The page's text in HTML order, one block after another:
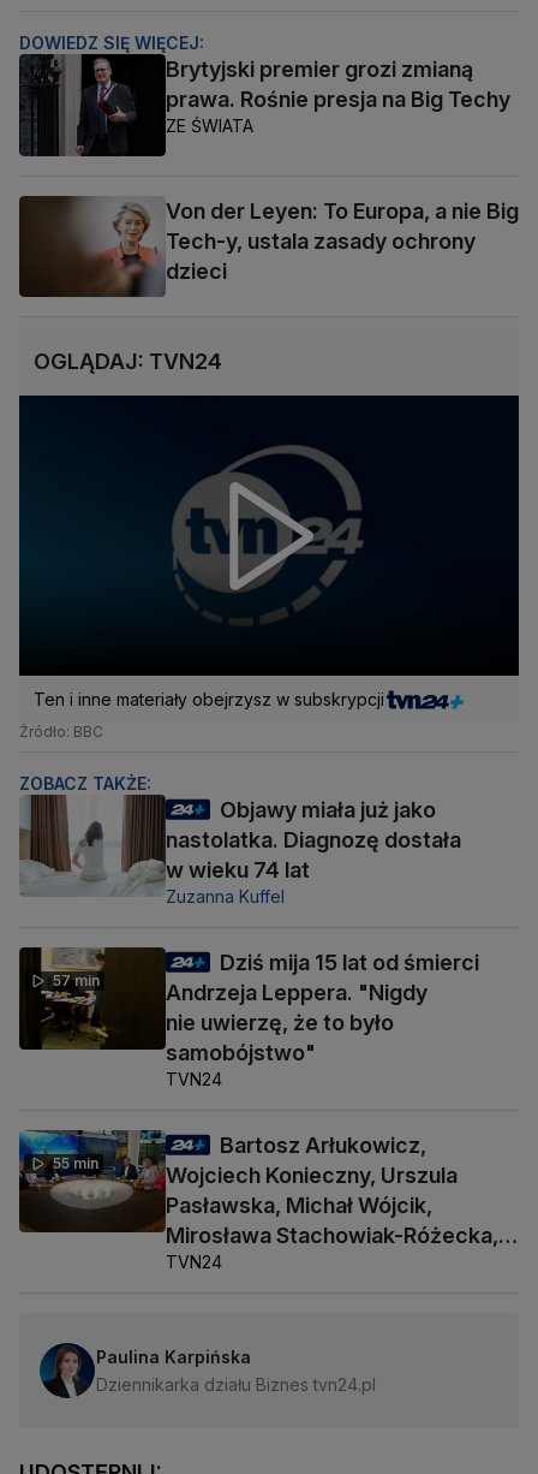
DOWIEDZ SIĘ WIĘCEJ:
Brytyjski premier grozi zmianą
prawa. Rośnie presja na Big Techy
ZE ŚWIATA
Von der Leyen: To Europa, a nie Big
Tech-y, ustala zasady ochrony
dzieci
OGLĄDAJ: TVN24
Ten i inne materiały obejrzysz w subskrypcji
Źródło: BBC
ZOBACZ TAKŻE:
Objawy miała już jako
nastolatka. Diagnozę dostała
w wieku 74 lat
Zuzanna Kuffel
57 min
Dziś mija 15 lat od śmierci
Andrzeja Leppera. "Nigdy
nie uwierzę, że to było
samobójstwo"
TVN24
55 min
Bartosz Arłukowicz,
Wojciech Konieczny, Urszula
Pasławska, Michał Wójcik,
Mirosława Stachowiak-Różecka,
Barbara Socha
TVN24
Paulina Karpińska
Dziennikarka działu Biznes tvn24.pl